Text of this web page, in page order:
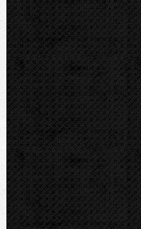
NIPO
ROTHENBERGER
REMS
VIRAX